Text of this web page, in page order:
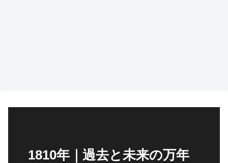
1810年｜過去と未来の万年